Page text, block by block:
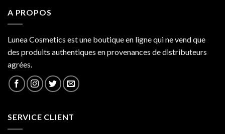
A PROPOS
Lunea Cosmetics est une boutique en ligne qui ne vend que
des produits authentiques en provenances de distributeurs
agrées.
SERVICE CLIENT